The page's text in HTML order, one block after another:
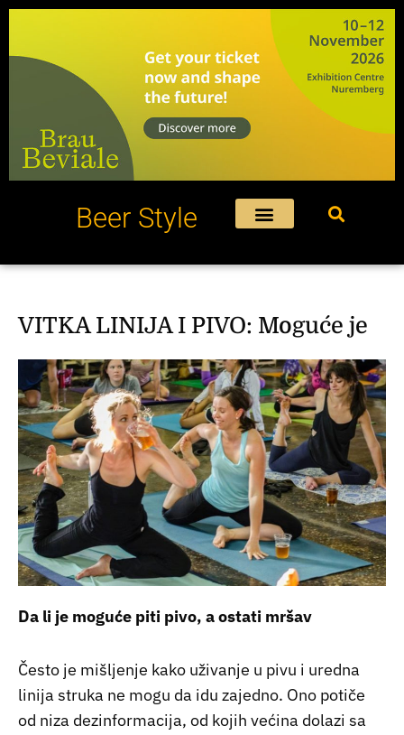
Пређи
садржај
Beer Style
VITKA LINIJA I PIVO: Moguće je
Da li je moguće piti pivo, a ostati mršav
Često je mišljenje kako uživanje u pivu i uredna
linija struka ne mogu da idu zajedno. Ono potiče
od niza dezinformacija, od kojih većina dolazi sa